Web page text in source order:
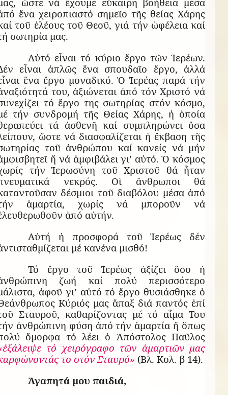
ἕνα χειροπιαστό σημεῖο τῆς θείας Χάρης
τοῦ ἐλέους τοῦ Θεοῦ, γιά τήν ὠφέλεια καί
σωτηρία μας.
Αὐτό εἶναι τό κύριο ἔργο τῶν Ἱερέων.
εἶναι ἁπλῶς ἕνα σπουδαῖο ἔργο, ἀλλά
ἕνα ἔργο μοναδικό. Ὁ Ἱερέας παρά τήν
του, ἀξιώνεται ἀπό τόν Χριστό νά
τό ἔργο της σωτηρίας στόν κόσμο,
τήν συνδρομή τῆς Θείας Χάρης, ἡ ὁποία
τά ἀσθενῆ καί συμπληρώνει ὅσα
ὥστε νά διασφαλίζεται ἡ ἔκβαση τῆς
τοῦ ἀνθρώπου καί κανείς νά μήν
ἤ νά ἀμφιβάλει γι’ αὐτό. Ὁ κόσμος
τήν Ἱερωσύνη τοῦ Χριστοῦ θά ἦταν
νεκρός. Οἱ ἄνθρωποι θά
δέσμιοι τοῦ διαβόλου μέσα ἀπό
ἁμαρτία, χωρίς νά μποροῦν νά
ἀπό αὐτήν.
Αὐτή ἡ προσφορά τοῦ Ἱερέως δέν
μέ κανένα μισθό!
Τό ἔργο τοῦ Ἱερέως ἀξίζει ὅσο ἡ
ζωή καί πολύ περισσότερο
ἀφοῦ γι’ αὐτό τό ἔργο θυσιάσθηκε ὁ
Κύριός μας ἅπαξ διά παντός ἐπί
Σταυροῦ, καθαρίζοντας μέ τό αἷμα Του
ἀνθρώπινη φύση ἀπό τήν ἁμαρτία ἤ ὅπως
ὄμορφα τό λέει ὁ Ἀπόστολος Παῦλος
τό χειρόγραφο τῶν ἁμαρτιῶν μας
το στόν Σταυρό» (Βλ. Κολ. β 14).
Ἀγαπητά μου παιδιά,